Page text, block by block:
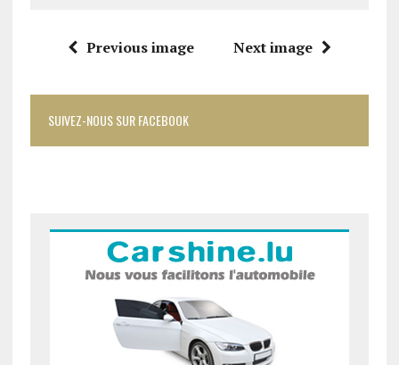
Previous image Next image
SUIVEZ-NOUS SUR FACEBOOK